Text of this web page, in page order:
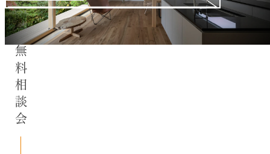
無料相談会